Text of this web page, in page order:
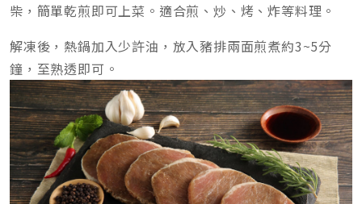
柴，簡單乾煎即可上菜。適合煎、炒、烤、炸等料理。
解凍後，熱鍋加入少許油，放入豬排兩面煎煮約3~5分
鐘，至熟透即可。